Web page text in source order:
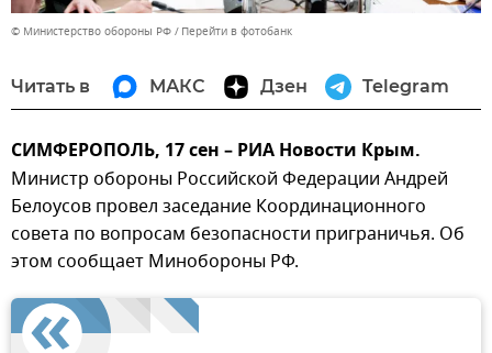
© Министерство обороны РФ Перейти в фотобанк
Читать в МАКС Дзен Telegram
СИМФЕРОПОЛЬ, 17 сен – РИА Новости Крым.
Министр обороны Российской Федерации Андрей
Белоусов провел заседание Координационного
совета по вопросам безопасности приграничья. Об
этом сообщает Минобороны РФ.